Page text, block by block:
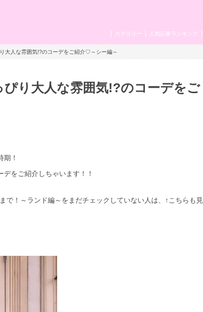
人気記事ランキング
カテゴリー
大人な雰囲気!?のコーデをご紹介♡～シー編～
り大人な雰囲気!?のコーデをご
！
をご紹介しちゃいます！！
！～ランド編～をまだチェックしていない人は、↑こちらも見